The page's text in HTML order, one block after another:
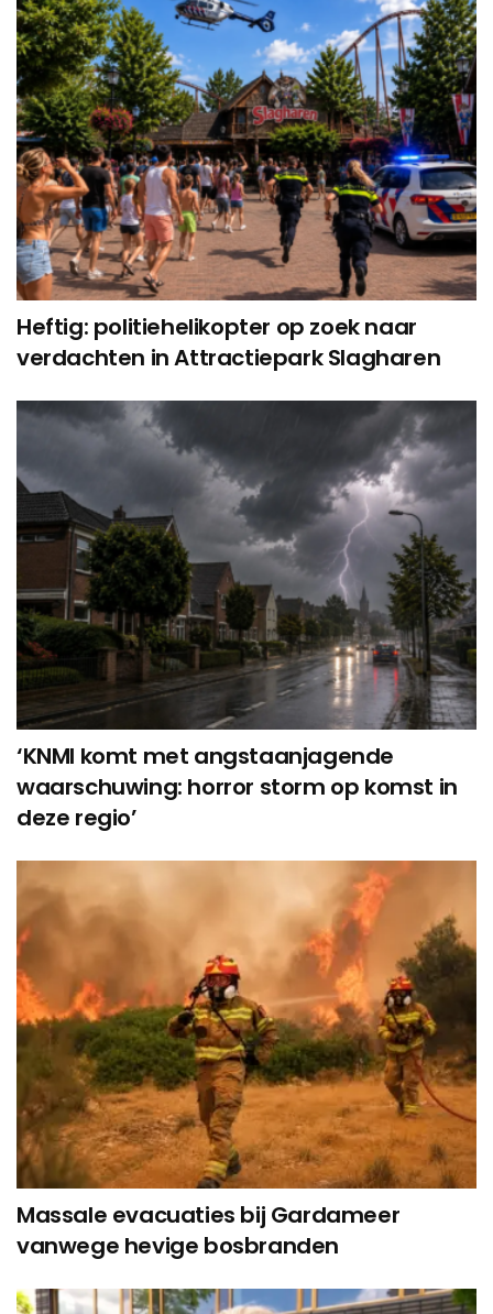
Heftig: politiehelikopter op zoek naar
verdachten in Attractiepark Slagharen
‘KNMI komt met angstaanjagende
waarschuwing: horror storm op komst in
deze regio’
Massale evacuaties bij Gardameer
vanwege hevige bosbranden